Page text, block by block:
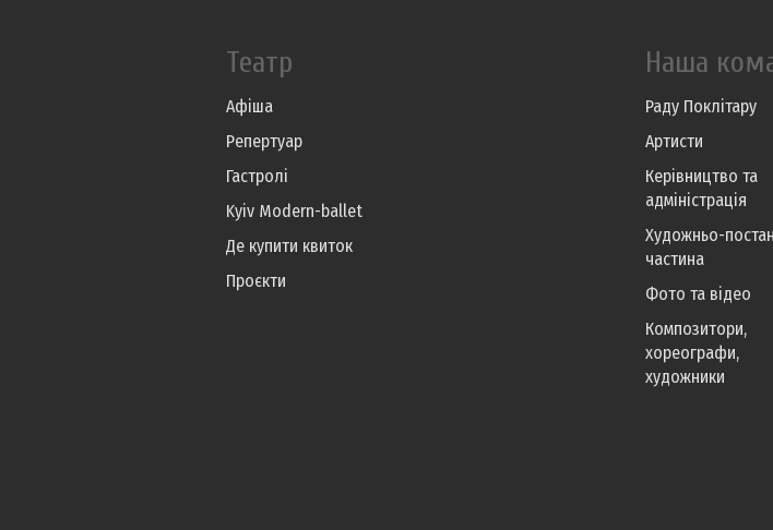
Театр
Афіша
Репертуар
Гастролі
Kyiv Modern-ballet
Де купити квиток
Проєкти
Наша
Раду Поклітару
Артисти
Керівництво та
адміністрація
Художньо-
частина
Фото та відео
Композитори,
хореографи,
художники